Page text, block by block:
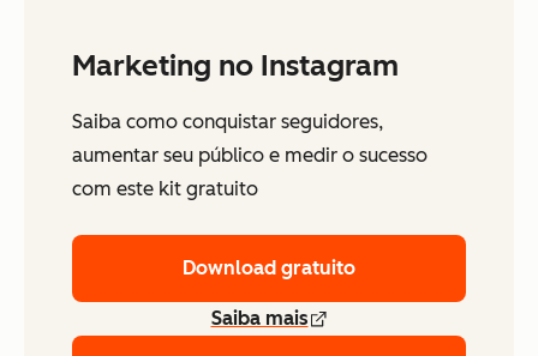
Marketing no Instagram
Saiba como conquistar seguidores,
aumentar seu público e medir o sucesso
com este kit gratuito
Download gratuito
Saiba mais